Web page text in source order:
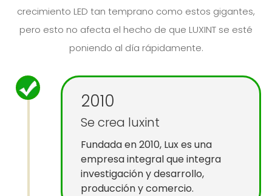
crecimiento LED tan temprano como estos gigantes,
pero esto no afecta el hecho de que LUXINT se esté
poniendo al día rápidamente.
2010
Se crea luxint
Fundada en 2010, Lux es una
empresa integral que integra
investigación y desarrollo,
producción y comercio.